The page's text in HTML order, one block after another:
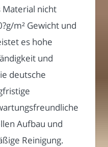
Material nicht
m² Gewicht und
es hohe
und
deutsche
Aufbau und
Reinigung.